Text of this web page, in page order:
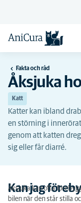
Fakta och råd
Åksjuka
Katt
Katter kan ibland
en störning i
genom att katten
sig eller får diarré.
Kan jag
Åksjuka kan ofta
bilen när den står stilla